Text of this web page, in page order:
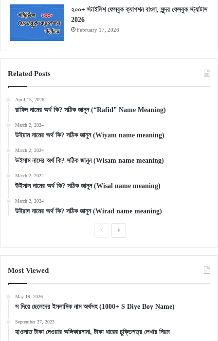
২০০+ স্টাইলিশ ফেসবুক ক্যাপশন বাংলা, সুন্দর ফেসবুক স্ট্যাটাস
2026
February 17, 2026
Related Posts
April 15, 2026
রাফিদ নামের অর্থ কি? সঠিক জানুন (“Rafid” Name Meaning)
March 2, 2024
উইয়াম নামের অর্থ কি? সঠিক জানুন (Wiyam name meaning)
March 2, 2024
উইসাম নামের অর্থ কি? সঠিক জানুন (Wisam name meaning)
March 2, 2024
উইসাল নামের অর্থ কি? সঠিক জানুন (Wisal name meaning)
March 2, 2024
উইরাদ নামের অর্থ কি? সঠিক জানুন (Wirad name meaning)
PreviousNext
Most Viewed
May 19, 2026
স দিয়ে ছেলেদের ইসলামিক নাম অর্থসহ (1000+ S Diye Boy Name)
September 27, 2023
হাওলাত টাকা দেওয়ার অঙ্গিকারনামা, টাকা ধারের চুক্তিপত্র লেখার নিয়ম